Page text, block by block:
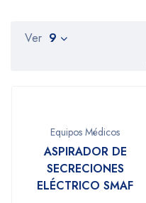
Ver 9
Equipos Médicos
ASPIRADOR DE
SECRECIONES
ELÉCTRICO SMAF